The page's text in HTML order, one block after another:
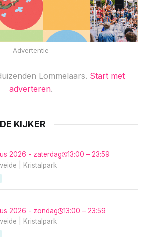
Advertentie
Lommelaars. Start met
adverteren.
KIJKER
2026 - zaterdag
13:00 – 23:59
| Kristalpark
2026 - zondag
13:00 – 23:59
| Kristalpark